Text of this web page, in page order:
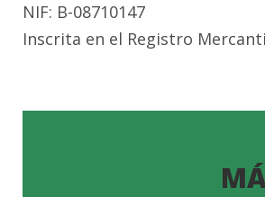
NIF: B-08710147
Inscrita en el Registro